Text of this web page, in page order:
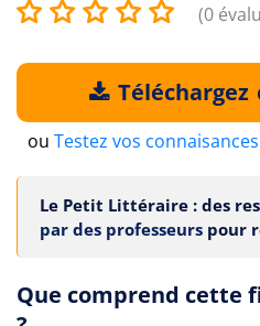
(0
ou Testez vos
Le Petit Littéraire : des
par des professeurs pour
Que comprend cette